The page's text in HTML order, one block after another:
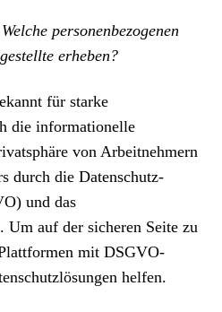
personenbezogenen
erheben?
für starke
die informationelle
von Arbeitnehmern
durch die Datenschutz-
und das
Um auf der sicheren Seite zu
mit DSGVO-
helfen.